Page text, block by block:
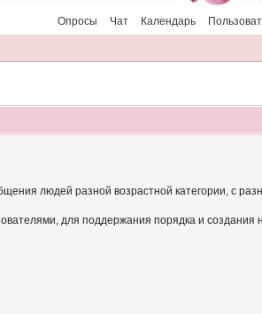
Календарь
Чат
Опросы
людей разной возрастной категории, с
для поддержания порядка и создания